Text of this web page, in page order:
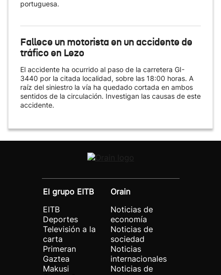
portuguesa.
Fallece un motorista en un accidente de
tráfico en Lezo
El accidente ha ocurrido al paso de la carretera GI-
3440 por la citada localidad, sobre las 18:00 horas. A
raíz del siniestro la vía ha quedado cortada en ambos
sentidos de la circulación. Investigan las causas de este
accidente.
El grupo EITB
EITB
Deportes
Televisión a la
carta
Primeran
Gaztea
Makusi
Orain
Noticias de
economía
Noticias de
sociedad
Noticias
internacionales
Noticias de